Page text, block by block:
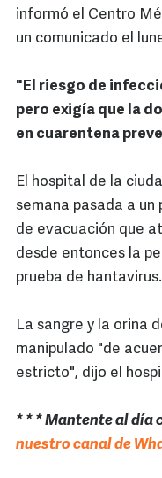
informó el Centro
un comunicado el
"El riesgo de
pero exigía que la
en cuarentena
El hospital de la
semana pasada a un
de evacuación que
desde entonces la
prueba de hantavirus.
La sangre y la orina
manipulado "de
estricto", dijo el
* * * Mantente al día
nuestro canal de